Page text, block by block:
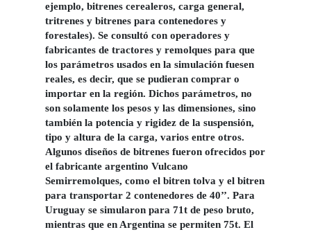
ejemplo, bitrenes cerealeros, carga general,
tritrenes y bitrenes para contenedores y
forestales). Se consultó con operadores y
fabricantes de tractores y remolques para que
los parámetros usados en la simulación fuesen
reales, es decir, que se pudieran comprar o
importar en la región. Dichos parámetros, no
son solamente los pesos y las dimensiones, sino
también la potencia y rigidez de la suspensión,
tipo y altura de la carga, varios entre otros.
Algunos diseños de bitrenes fueron ofrecidos por
el fabricante argentino Vulcano
Semirremolques, como el bitren tolva y el bitren
para transportar 2 contenedores de 40’’. Para
Uruguay se simularon para 71t de peso bruto,
mientras que en Argentina se permiten 75t. El